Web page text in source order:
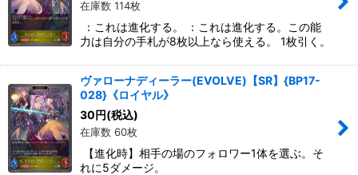
在庫数 114枚
：これは進化する。 ：これは進化する。この能
力は自分の手札が8枚以上なら使える。 1枚引く。
ヴァローナディーラー(EVOLVE)【SR】{BP17-
028}《ロイヤル》
30円(税込)
在庫数 60枚
【進化時】相手の場のフォロワー1体を選ぶ。そ
れに5ダメージ。